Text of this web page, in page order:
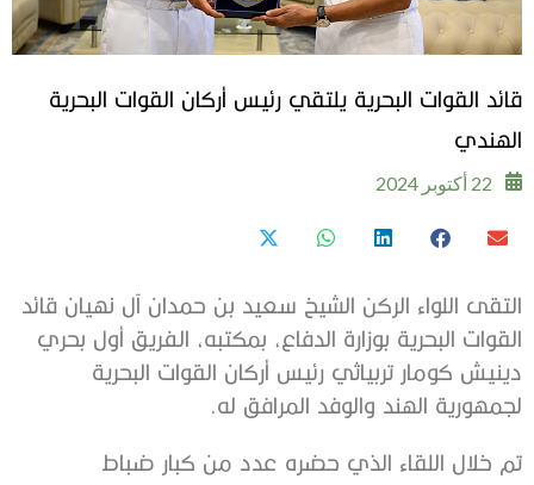
قائد القوات البحرية يلتقي رئيس أركان القوات البحرية
الهندي
22 أكتوبر 2024
التقى اللواء الركن الشيخ سعيد بن حمدان آل نهيان قائد
القوات البحرية بوزارة الدفاع، بمكتبه، الفريق أول بحري
دينيش كومار تربياثي رئيس أركان القوات البحرية
لجمهورية الهند والوفد المرافق له.
تم خلال اللقاء الذي حضره عدد من كبار ضباط